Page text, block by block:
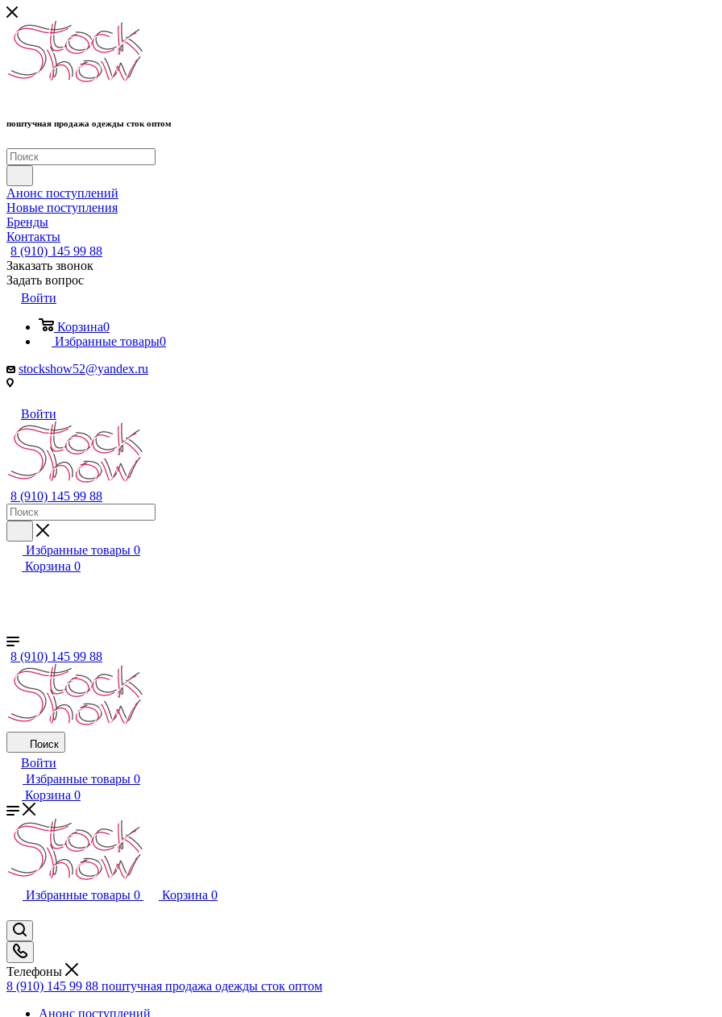
поштучная продажа одежды сток оптом
Анонс поступлений
Новые поступления
Бренды
Контакты
8 (910) 145 99 88
Заказать звонок
Задать вопрос
Войти
Корзина0
Избранные товары0
stockshow52@yandex.ru
Войти
8 (910) 145 99 88
Избранные товары 0
Корзина 0
8 (910) 145 99 88
Поиск
Войти
Избранные товары 0
Корзина 0
Избранные товары 0 Корзина 0
Телефоны
8 (910) 145 99 88 поштучная продажа одежды сток оптом
Анонс поступлений